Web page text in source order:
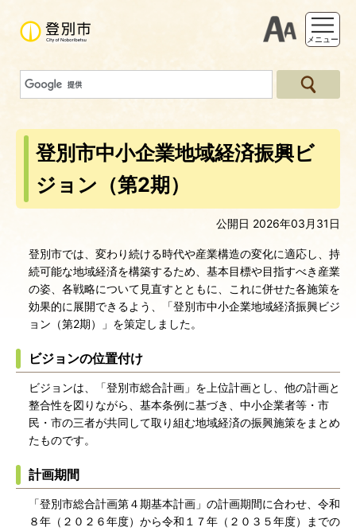
支援ツー
メニュー
登別市中小企業地域経済振興ビ
ジョン（第2期）
公開日 2026年03月31日
登別市では、変わり続ける時代や産業構造の変化に適応し、持
続可能な地域経済を構築するため、基本目標や目指すべき産業
の姿、各戦略について見直すとともに、これに併せた各施策を
効果的に展開できるよう、「登別市中小企業地域経済振興ビジ
ョン（第2期）」を策定しました。
ビジョンの位置付け
ビジョンは、「登別市総合計画」を上位計画とし、他の計画と
整合性を図りながら、基本条例に基づき、中小企業者等・市
民・市の三者が共同して取り組む地域経済の振興施策をまとめ
たものです。
計画期間
「登別市総合計画第４期基本計画」の計画期間に合わせ、令和
８年（２０２６年度）から令和１７年（２０３５年度）までの